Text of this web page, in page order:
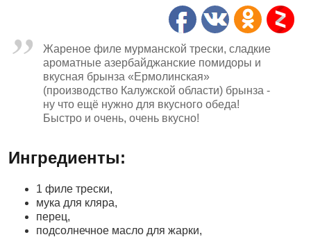
Жареное филе мурманской трески, сладкие
ароматные азербайджанские помидоры и
вкусная брынза «Ермолинская»
(производство Калужской области) брынза -
ну что ещё нужно для вкусного обеда!
Быстро и очень, очень вкусно!
Ингредиенты:
1 филе трески,
мука для кляра,
перец,
подсолнечное масло для жарки,